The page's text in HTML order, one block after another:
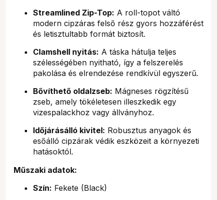
Streamlined Zip-Top: A roll-topot váltó
modern cipzáras felső rész gyors hozzáférést
és letisztultabb formát biztosít.
Clamshell nyitás: A táska hátulja teljes
szélességében nyitható, így a felszerelés
pakolása és elrendezése rendkívül egyszerű.
Bővíthető oldalzseb: Mágneses rögzítésű
zseb, amely tökéletesen illeszkedik egy
vizespalackhoz vagy állványhoz.
Időjárásálló kivitel: Robusztus anyagok és
esőálló cipzárak védik eszközeit a környezeti
hatásoktól.
Műszaki adatok:
Szín: Fekete (Black)